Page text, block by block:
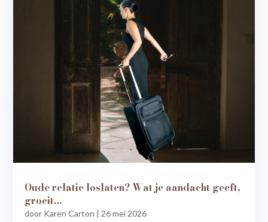
Oude relatie loslaten? Wat je aandacht geeft,
groeit…
door Karen Carton | 26 mei 2026